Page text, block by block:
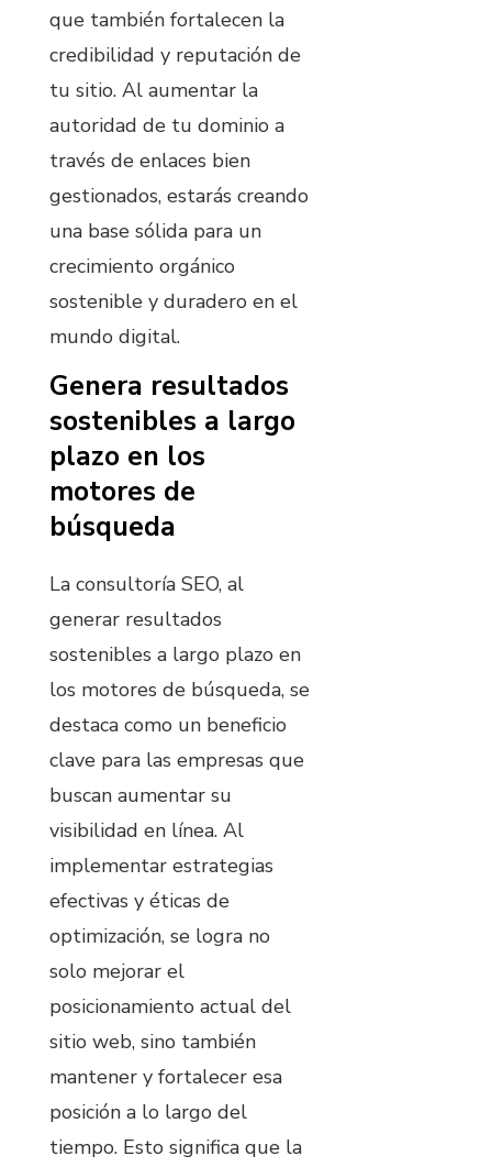
que también fortalecen la
credibilidad y reputación de
tu sitio. Al aumentar la
autoridad de tu dominio a
través de enlaces bien
gestionados, estarás creando
una base sólida para un
crecimiento orgánico
sostenible y duradero en el
mundo digital.
Genera resultados
sostenibles a largo
plazo en los
motores de
búsqueda
La consultoría SEO, al
generar resultados
sostenibles a largo plazo en
los motores de búsqueda, se
destaca como un beneficio
clave para las empresas que
buscan aumentar su
visibilidad en línea. Al
implementar estrategias
efectivas y éticas de
optimización, se logra no
solo mejorar el
posicionamiento actual del
sitio web, sino también
mantener y fortalecer esa
posición a lo largo del
tiempo. Esto significa que la